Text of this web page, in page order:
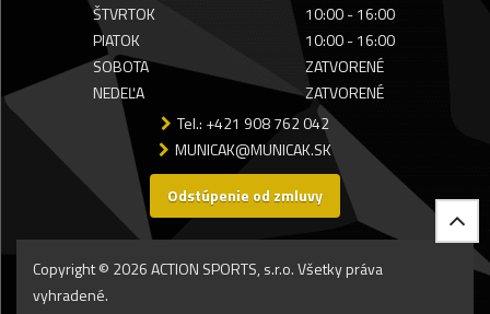
ŠTVRTOK
10:00 - 16:00
PIATOK
10:00 - 16:00
SOBOTA
ZATVORENÉ
NEDEĽA
ZATVORENÉ
Tel.: +421 908 762 042
MUNICAK@MUNICAK.SK
Odstúpenie od zmluvy
Copyright © 2026 ACTION SPORTS, s.r.o. Všetky práva
vyhradené.